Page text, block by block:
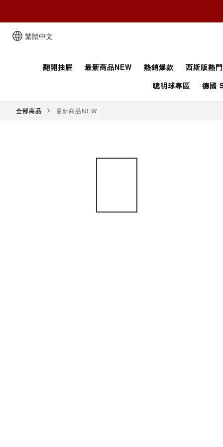
繁體中文
翻開抽屜 最新商品NEW 熱銷爆款
西斯版熱門
聰明球專區
德國
全部商品 最新商品NEW